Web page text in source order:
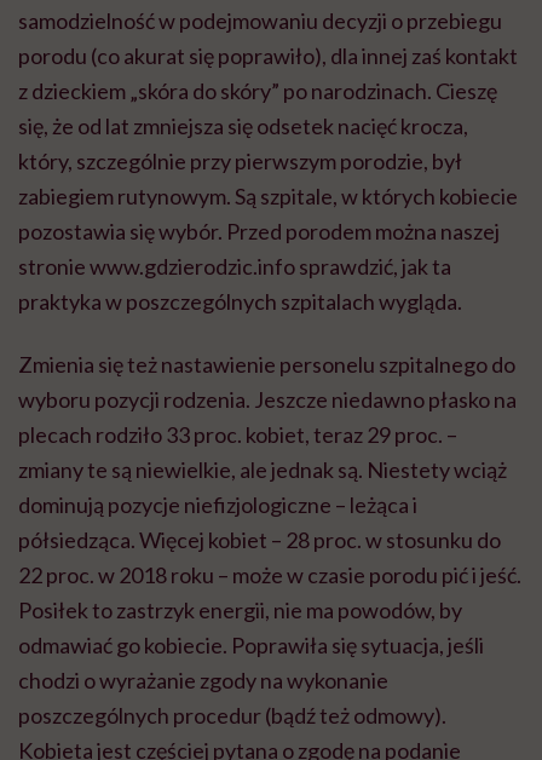
samodzielność w podejmowaniu decyzji o przebiegu
porodu (co akurat się poprawiło), dla innej zaś kontakt
z dzieckiem „skóra do skóry” po narodzinach. Cieszę
się, że od lat zmniejsza się odsetek nacięć krocza,
który, szczególnie przy pierwszym porodzie, był
zabiegiem rutynowym. Są szpitale, w których kobiecie
pozostawia się wybór. Przed porodem można naszej
stronie www.gdzierodzic.info sprawdzić, jak ta
praktyka w poszczególnych szpitalach wygląda.
Zmienia się też nastawienie personelu szpitalnego do
wyboru pozycji rodzenia. Jeszcze niedawno płasko na
plecach rodziło 33 proc. kobiet, teraz 29 proc. –
zmiany te są niewielkie, ale jednak są. Niestety wciąż
dominują pozycje niefizjologiczne – leżąca i
półsiedząca. Więcej kobiet – 28 proc. w stosunku do
22 proc. w 2018 roku – może w czasie porodu pić i jeść.
Posiłek to zastrzyk energii, nie ma powodów, by
odmawiać go kobiecie. Poprawiła się sytuacja, jeśli
chodzi o wyrażanie zgody na wykonanie
poszczególnych procedur (bądź też odmowy).
Kobieta jest częściej pytana o zgodę na podanie